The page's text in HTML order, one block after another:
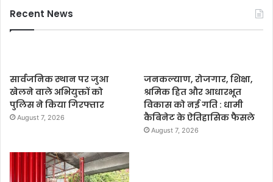
Recent News
सार्वजनिक स्थान पर जुआ
खेलने वाले अभियुक्तों को
पुलिस ने किया गिरफ्तार
August 7, 2026
जनकल्याण, रोजगार, शिक्षा,
श्रमिक हित और आधारभूत
विकास को नई गति : धामी
कैबिनेट के ऐतिहासिक फैसले
August 7, 2026